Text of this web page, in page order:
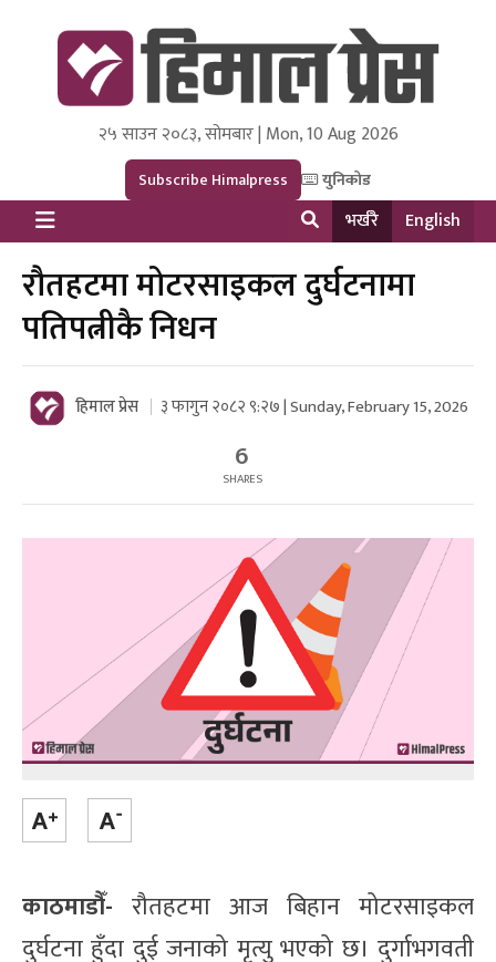
Himal Press
Dot NewsyNepal Media and Research Pvt Ltd.
२५ साउन २०८३, सोमबार | Mon, 10 Aug 2026
Subscribe Himalpress युनिकोड
भर्खरै English
रौतहटमा मोटरसाइकल दुर्घटनामा
पतिपत्नीकै निधन
हिमाल प्रेस ३ फागुन २०८२ ९:२७ | Sunday, February 15, 2026
6
SHARES
काठमाडौँ- रौतहटमा आज बिहान मोटरसाइकल
दुर्घटना हुँदा दुई जनाको मृत्यु भएको छ। दुर्गाभगवती